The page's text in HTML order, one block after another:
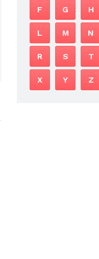
F G H
L M N
R S T
X Y Z